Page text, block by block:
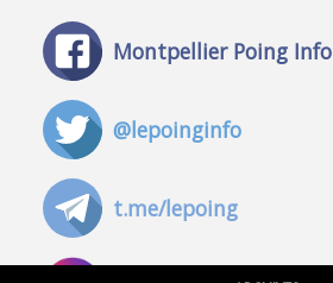
Montpellier Poing Info
@lepoinginfo
t.me/lepoing